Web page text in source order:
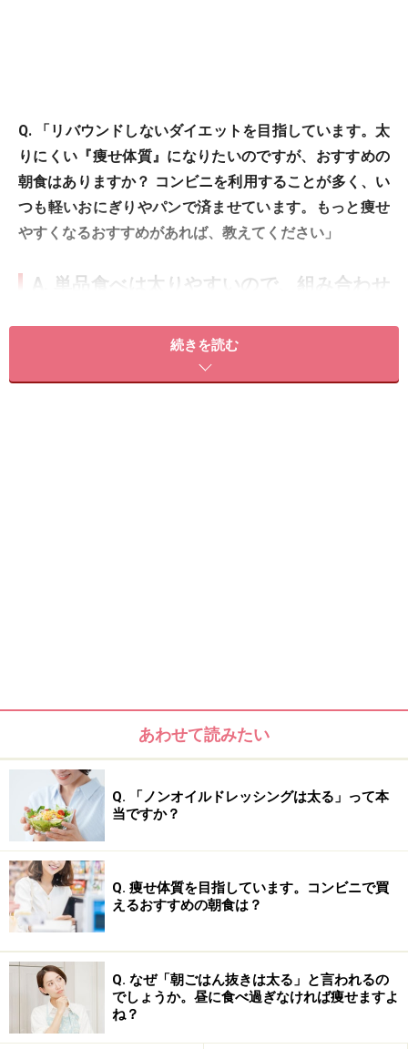
Q. 「リバウンドしないダイエットを目指しています。太
りにくい『痩せ体質』になりたいのですが、おすすめの
朝食はありますか？ コンビニを利用することが多く、い
つも軽いおにぎりやパンで済ませています。もっと痩せ
やすくなるおすすめがあれば、教えてください」
A. 単品食べは太りやすいので、組み合わせ
おにぎりや菓子パンは確かに手軽ですが、「おにぎり2
個」「パン類だけ2個」といった炭水化物系の単品食べ
具体的な、おすすめの組み合わせとカロリーの目安をご
続きを読む
あわせて読みたい
Q. 「ノンオイルドレッシングは太る」って本
当ですか？
Q. 痩せ体質を目指しています。コンビニで買
えるおすすめの朝食は？
Q. なぜ「朝ごはん抜きは太る」と言われるの
でしょうか。昼に食べ過ぎなければ痩せますよ
ね？